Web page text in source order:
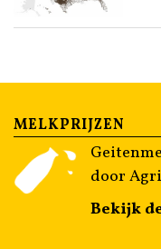
MELKPRIJZEN
door
Bekijk